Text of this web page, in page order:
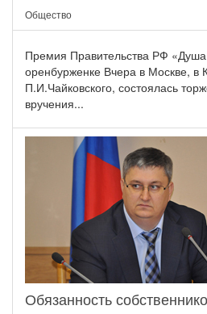
Общество
Премия Правительства РФ
оренбурженке Вчера в Москве, в
П.И.Чайковского, состоялась
вручения...
Обязанность